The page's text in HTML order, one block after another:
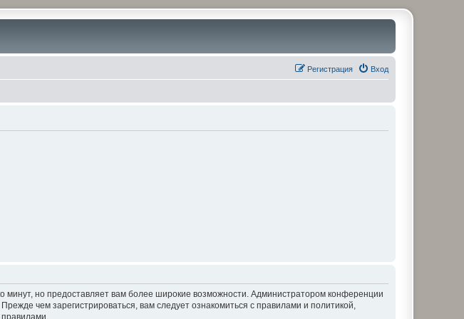
Вход
Регистрация
но предоставляет вам более широкие возможности. Администратором конференции
чем зарегистрироваться, вам следует ознакомиться с правилами и политикой,